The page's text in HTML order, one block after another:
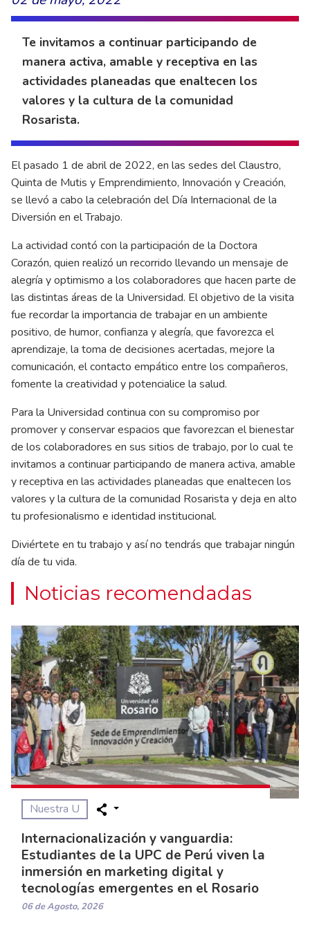
Te invitamos a continuar participando de
manera activa, amable y receptiva en las
actividades planeadas que enaltecen los
valores y la cultura de la comunidad
Rosarista.
El pasado 1 de abril de 2022, en las sedes del Claustro,
Quinta de Mutis y Emprendimiento, Innovación y Creación,
se llevó a cabo la celebración del Día Internacional de la
Diversión en el Trabajo.
La actividad contó con la participación de la Doctora
Corazón, quien realizó un recorrido llevando un mensaje de
alegría y optimismo a los colaboradores que hacen parte de
las distintas áreas de la Universidad. El objetivo de la visita
fue recordar la importancia de trabajar en un ambiente
positivo, de humor, confianza y alegría, que favorezca el
aprendizaje, la toma de decisiones acertadas, mejore la
comunicación, el contacto empático entre los compañeros,
fomente la creatividad y potencialice la salud.
Para la Universidad continua con su compromiso por
promover y conservar espacios que favorezcan el bienestar
de los colaboradores en sus sitios de trabajo, por lo cual te
invitamos a continuar participando de manera activa, amable
y receptiva en las actividades planeadas que enaltecen los
valores y la cultura de la comunidad Rosarista y deja en alto
tu profesionalismo e identidad institucional.
Diviértete en tu trabajo y así no tendrás que trabajar ningún
día de tu vida.
Noticias recomendadas
Nuestra U
Internacionalización y vanguardia:
Estudiantes de la UPC de Perú viven la
inmersión en marketing digital y
tecnologías emergentes en el Rosario
06 de Agosto, 2026